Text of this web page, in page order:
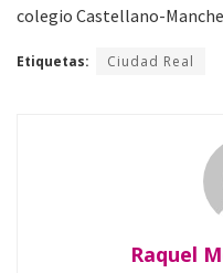
colegio Castellano-
Etiquetas: Ciudad Real
Raquel